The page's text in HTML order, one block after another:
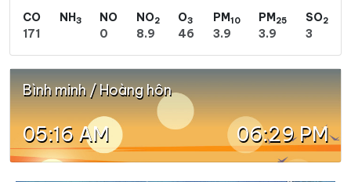
CO
171
NH3
NO
0
NO2
8.9
O3
46
PM10
3.9
PM25
3.9
SO2
3
Bình minh / Hoàng hôn
05:16 AM 06:29 PM